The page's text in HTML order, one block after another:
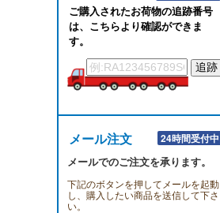
ご購入されたお荷物の追跡番号
は、こちらより確認ができま
す。
メール注文 24時間受付中
メールでのご注文を承ります。
下記のボタンを押してメールを起動
し、購入したい商品を送信して下さ
い。